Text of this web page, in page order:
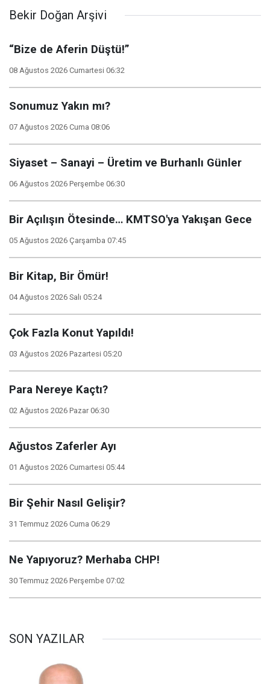
Bekir Doğan Arşivi
“Bize de Aferin Düştü!”
08 Ağustos 2026 Cumartesi 06:32
Sonumuz Yakın mı?
07 Ağustos 2026 Cuma 08:06
Siyaset – Sanayi – Üretim ve Burhanlı Günler
06 Ağustos 2026 Perşembe 06:30
Bir Açılışın Ötesinde… KMTSO'ya Yakışan Gece
05 Ağustos 2026 Çarşamba 07:45
Bir Kitap, Bir Ömür!
04 Ağustos 2026 Salı 05:24
Çok Fazla Konut Yapıldı!
03 Ağustos 2026 Pazartesi 05:20
Para Nereye Kaçtı?
02 Ağustos 2026 Pazar 06:30
Ağustos Zaferler Ayı
01 Ağustos 2026 Cumartesi 05:44
Bir Şehir Nasıl Gelişir?
31 Temmuz 2026 Cuma 06:29
Ne Yapıyoruz? Merhaba CHP!
30 Temmuz 2026 Perşembe 07:02
SON YAZILAR